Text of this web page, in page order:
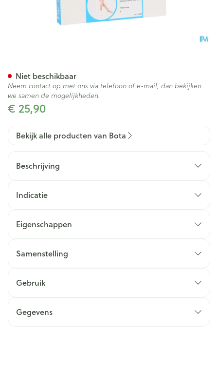
€ 25,90
Niet beschikbaar
Neem contact op met ons via telefoon of e-mail, dan bekijken
we samen de mogelijkheden.
Bekijk alle producten van Bota
Beschrijving
Indicatie
Eigenschappen
Samenstelling
Gebruik
Gegevens